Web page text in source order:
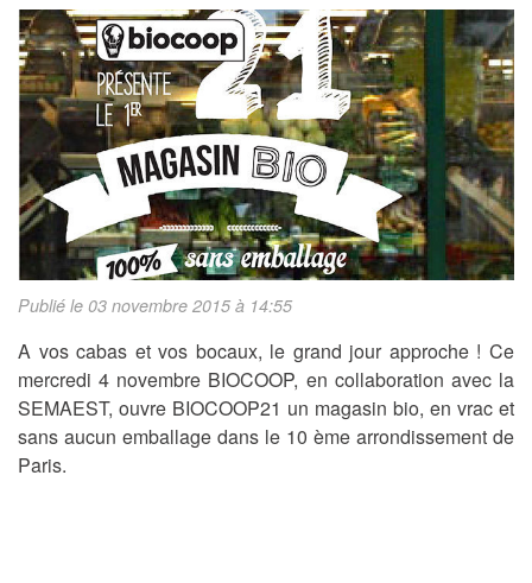
Publié le 03 novembre 2015 à 14:55
A vos cabas et vos bocaux, le grand jour approche ! Ce
mercredi 4 novembre BIOCOOP, en collaboration avec la
SEMAEST, ouvre BIOCOOP21 un magasin bio, en vrac et
sans aucun emballage dans le 10 ème arrondissement de
Paris.